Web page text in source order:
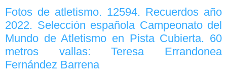
Fotos de atletismo. 12594. Recuerdos año
2022. Selección española Campeonato del
Mundo de Atletismo en Pista Cubierta. 60
metros vallas: Teresa Errandonea
Fernández Barrena